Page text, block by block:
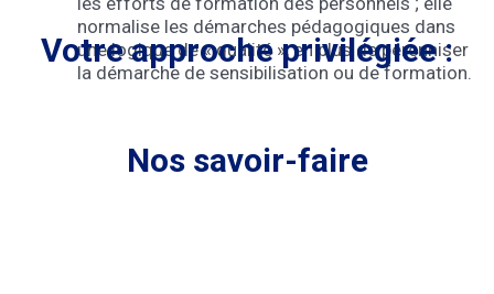
normalise les démarches pédagogiques dans
une logique de « qualité », en plus de pérenniser
la démarche de sensibilisation ou de formation.
Votre approche privilégiée :
Nos savoir-faire